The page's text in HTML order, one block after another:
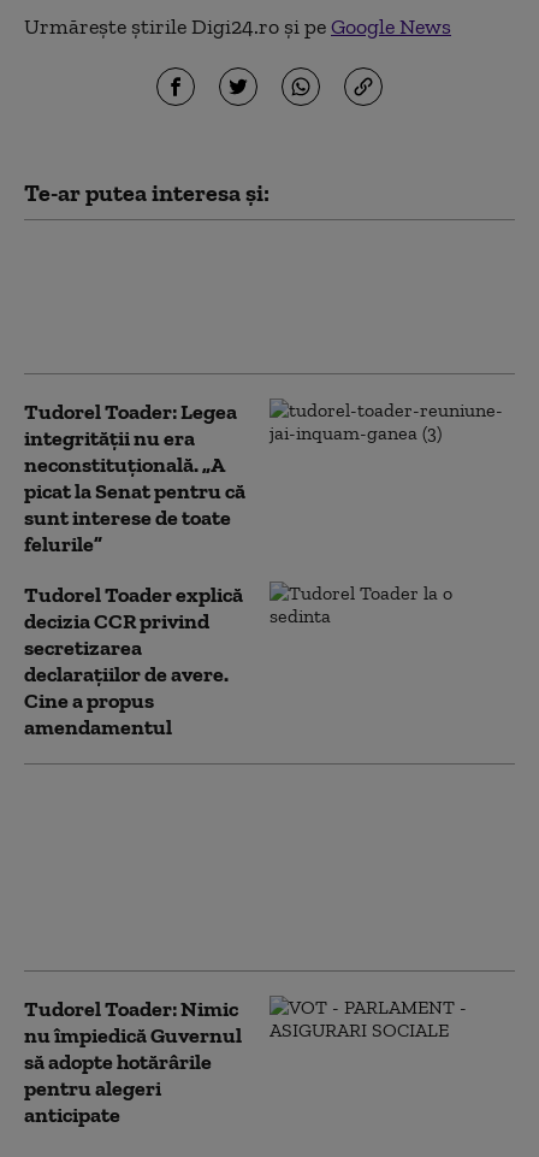
Urmărește știrile Digi24.ro și peGoogle News
Te-ar putea interesa și:
Tudorel Toader: Legea
integrității nu era
neconstituțională. „A
picat la Senat pentru că
sunt interese de toate
felurile”
Tudorel Toader explică
decizia CCR privind
secretizarea
declarațiilor de avere.
Cine a propus
amendamentul
Tudorel Toader: Nimic
nu împiedică Guvernul
să adopte hotărârile
pentru alegeri
anticipate